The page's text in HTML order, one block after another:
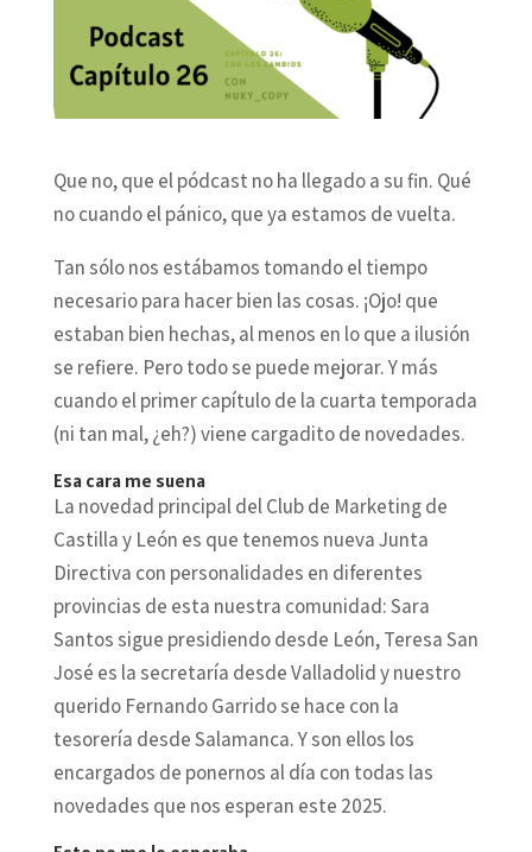
Que no, que el pódcast no ha llegado a su fin. Qué
no cuando el pánico, que ya estamos de vuelta.
Tan sólo nos estábamos tomando el tiempo
necesario para hacer bien las cosas. ¡Ojo! que
estaban bien hechas, al menos en lo que a ilusión
se refiere. Pero todo se puede mejorar. Y más
cuando el primer capítulo de la cuarta temporada
(ni tan mal, ¿eh?) viene cargadito de novedades.
Esa cara me suena
La novedad principal del Club de Marketing de
Castilla y León es que tenemos nueva Junta
Directiva con personalidades en diferentes
provincias de esta nuestra comunidad: Sara
Santos sigue presidiendo desde León, Teresa San
José es la secretaría desde Valladolid y nuestro
querido Fernando Garrido se hace con la
tesorería desde Salamanca. Y son ellos los
encargados de ponernos al día con todas las
novedades que nos esperan este 2025.